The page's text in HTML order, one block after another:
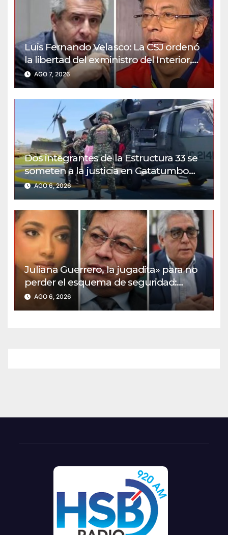
Luis Fernando Velasco: La CSJ ordenó
la libertad del exministro del Interior,
así reaccionó Petro
AGO 7, 2026
Dos integrantes de la Estructura 33 se
someten a la justicia en Catatumbo
VIDEO
AGO 6, 2026
Juliana Guerrero, la jugadita» para no
perder el esquema de seguridad:
¿Activista de Derechos Humanos?
AGO 6, 2026